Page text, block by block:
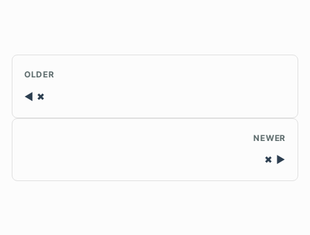
OLDER
✖
NEWER
✖